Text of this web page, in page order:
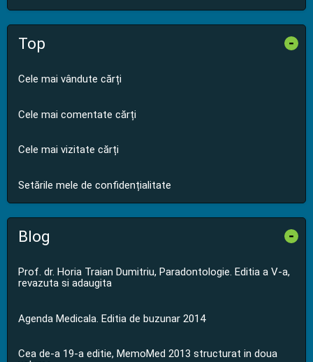
Top -
Cele mai vândute cărți
Cele mai comentate cărți
Cele mai vizitate cărți
Setările mele de confidențialitate
Blog -
Prof. dr. Horia Traian Dumitriu, Paradontologie. Editia a V-a,
revazuta si adaugita
Agenda Medicala. Editia de buzunar 2014
Cea de-a 19-a editie, MemoMed 2013 structurat in doua